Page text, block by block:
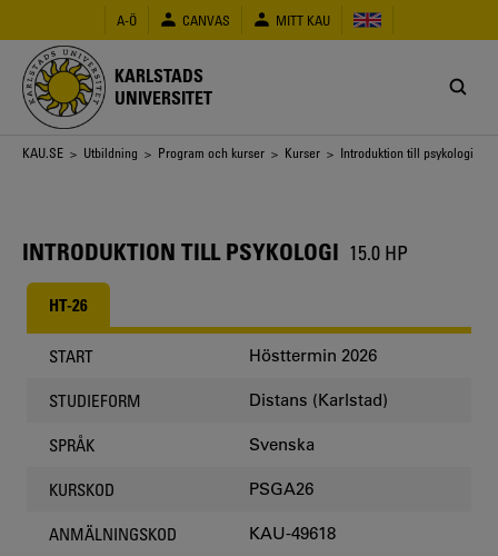
huvudinnehåll
A-Ö CANVAS MITT KAU
KARLSTADS
UNIVERSITET
Länkstig
KAU.SE > Utbildning > Program och kurser > Kurser > Introduktion till psykologi
INTRODUKTION TILL PSYKOLOGI 15.0 HP
HT-26
START Hösttermin 2026
STUDIEFORM Distans (Karlstad)
SPRÅK Svenska
KURSKOD PSGA26
ANMÄLNINGSKOD KAU-49618